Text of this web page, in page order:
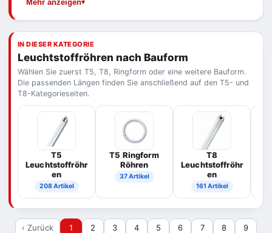
Ihrer Altröhre: Bauform, Länge und Wattzahl.
geprüft werden.
Mehr anzeigen
IN DIESER KATEGORIE
Leuchtstoffröhren nach Bauform
Wählen Sie zuerst T5, T8, Ringform oder eine weitere Bauform.
Die passenden Längen finden Sie anschließend auf den T5- und
T8-Kategorieseiten.
T5
Leuchtstoffröhr
en
208 Artikel
T5 Ringform
Röhren
37 Artikel
T8
Leuchtstoffröhr
en
161 Artikel
‹ Zurück 1 2 3 4 5 6 7 8
9